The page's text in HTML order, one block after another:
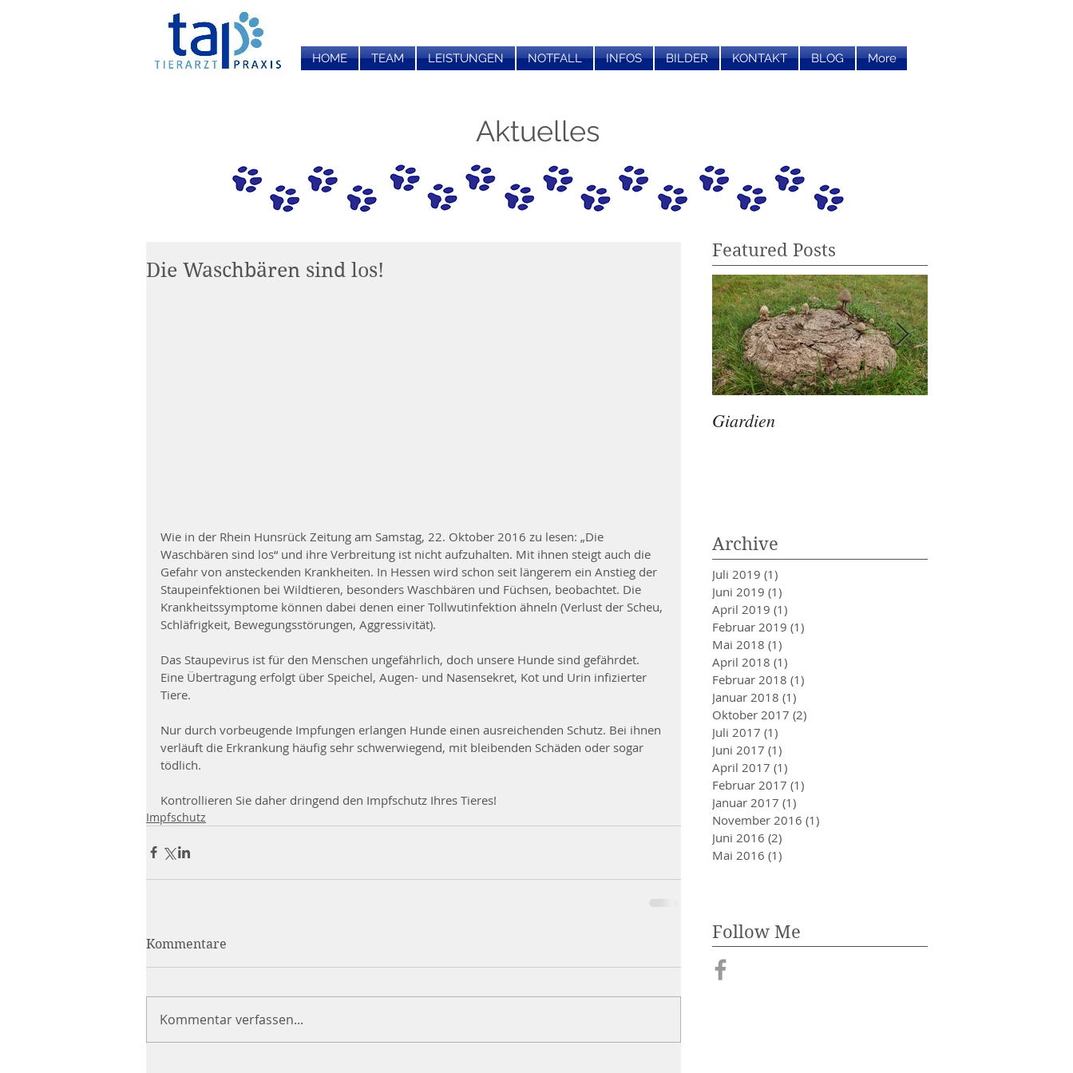
HOME TEAM LEISTUNGEN NOTFALL INFOS BILDER KONTAKT BLOG More
Aktuelles
Die Waschbären sind los!
Wie in der Rhein Hunsrück Zeitung am Samstag, 22. Oktober 2016 zu lesen: „Die
Waschbären sind los“ und ihre Verbreitung ist nicht aufzuhalten. Mit ihnen steigt auch die
Gefahr von ansteckenden Krankheiten. In Hessen wird schon seit längerem ein Anstieg der
Staupeinfektionen bei Wildtieren, besonders Waschbären und Füchsen, beobachtet. Die
Krankheitssymptome können dabei denen einer Tollwutinfektion ähneln (Verlust der Scheu,
Schläfrigkeit, Bewegungsstörungen, Aggressivität).
Das Staupevirus ist für den Menschen ungefährlich, doch unsere Hunde sind gefährdet.
Eine Übertragung erfolgt über Speichel, Augen- und Nasensekret, Kot und Urin infizierter
Tiere.
Nur durch vorbeugende Impfungen erlangen Hunde einen ausreichenden Schutz. Bei ihnen
verläuft die Erkrankung häufig sehr schwerwiegend, mit bleibenden Schäden oder sogar
tödlich.
Kontrollieren Sie daher dringend den Impfschutz Ihres Tieres!
Impfschutz
Kommentare
Kommentar verfassen...
Featured Posts
Giardien
Archive
Juli 2019 (1)
Juni 2019 (1)
April 2019 (1)
Februar 2019 (1)
Mai 2018 (1)
April 2018 (1)
Februar 2018 (1)
Januar 2018 (1)
Oktober 2017 (2)
Juli 2017 (1)
Juni 2017 (1)
April 2017 (1)
Februar 2017 (1)
Januar 2017 (1)
November 2016 (1)
Juni 2016 (2)
Mai 2016 (1)
Follow Me